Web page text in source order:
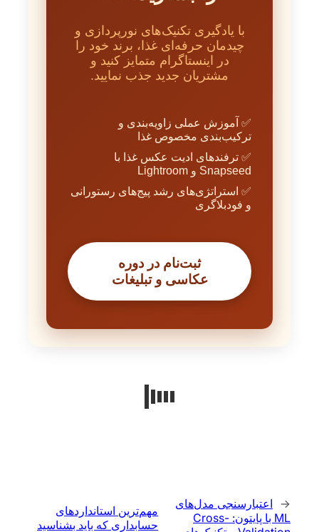
با یادگیری تکنیک‌های نورپردازی و
چیدمان حرفه‌ای غذا، برند خود را
در اینستاگرام متمایز کنید و
مشتریان جدید جذب نمایید.
✅ آموزش عملی زاویه‌بندی و
ترکیب‌بندی مخصوص غذا
✅ ترفندهای ادیت عکس غذا با
Snapseed و Lightroom
✅ استراتژی‌های رشد پیج‌های رستورانی
و فودبلاگری
ثبت‌نام در دوره
عکاسی و تبلیغات
← اعتبارسنجی مدل‌های
ML با پایتون: Cross-
مهم‌ترین استانداردهای
حسابداری که باید بشناسید